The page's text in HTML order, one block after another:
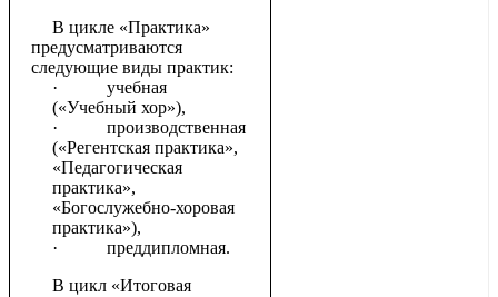
В цикле «Практика»
предусматриваются
следующие виды практик:
·
учебная
(«Учебный хор»),
·
производственная
(«Регентская практика»,
«Педагогическая
практика»,
«Богослужебно-хоровая
практика»),
·
преддипломная.
В цикл «Итоговая